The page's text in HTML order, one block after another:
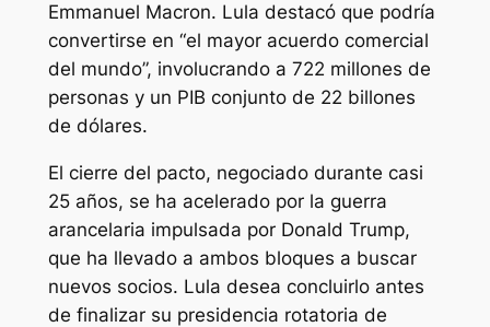
Emmanuel Macron. Lula destacó que podría
convertirse en “el mayor acuerdo comercial
del mundo”, involucrando a 722 millones de
personas y un PIB conjunto de 22 billones
de dólares.
El cierre del pacto, negociado durante casi
25 años, se ha acelerado por la guerra
arancelaria impulsada por Donald Trump,
que ha llevado a ambos bloques a buscar
nuevos socios. Lula desea concluirlo antes
de finalizar su presidencia rotatoria de